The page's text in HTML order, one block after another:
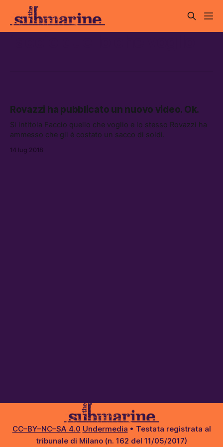
Rovazzi ha pubblicato un nuovo video. Ok.
Si intitola Faccio quello che voglio e lo stesso Rovazzi ha
ammesso che gli è costato un sacco di soldi.
14 lug 2018
CC–BY–NC–SA 4.0 Undermedia • Testata registrata al
tribunale di Milano (n. 162 del 11/05/2017)